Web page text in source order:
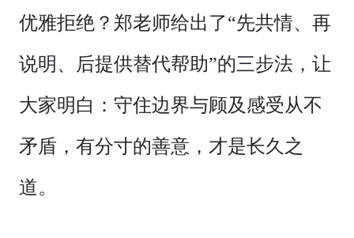
优雅拒绝？郑老师给出了“先共情、再
说明、后提供替代帮助”的三步法，让
大家明白：守住边界与顾及感受从不
矛盾，有分寸的善意，才是长久之
道。